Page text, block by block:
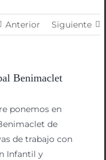
Anterior Siguiente
Benimaclet
ponemos en
de
de trabajo con
Infantil y